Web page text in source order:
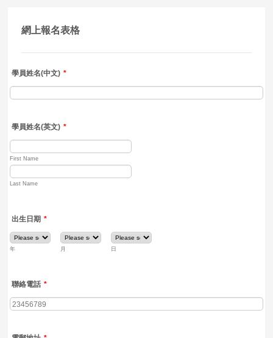
網上報名表格
學員姓名(中文) *
學員姓名(英文) *
First Name
Last Name
出生日期 *
年 月 日
聯絡電話 *